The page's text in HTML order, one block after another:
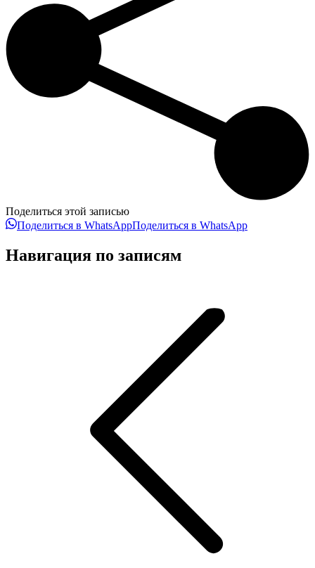
Поделиться этой записью
Поделиться в WhatsAppПоделиться в WhatsApp
Навигация по записям